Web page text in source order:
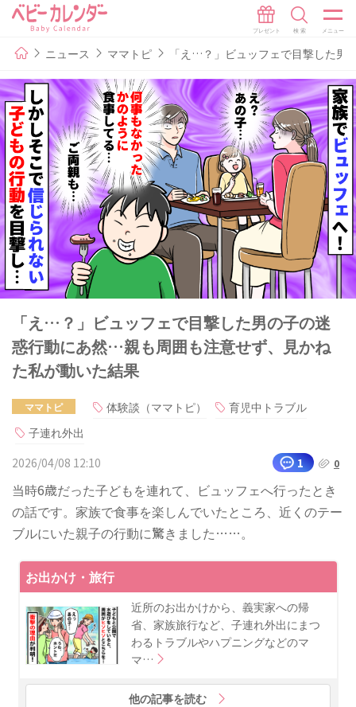
ニュース ママトピ 「え…？」ビュッフェで目撃した
「え…？」ビュッフェで目撃した男の子の迷
惑行動にあ然…親も周囲も注意せず、見かね
た私が動いた結果
ママトピ 体験談（ママトピ）
育児中トラブル
子連れ外出
2026/04/08 12:10
1 0
当時6歳だった子どもを連れて、ビュッフェへ行ったとき
の話です。家族で食事を楽しんでいたところ、近くのテー
ブルにいた親子の行動に驚きました……。
お出かけ・旅行
近所のお出かけから、義実家への帰
省、家族旅行など、子連れ外出にまつ
わるトラブルやハプニングなどのマ
マ…
他の記事を読む